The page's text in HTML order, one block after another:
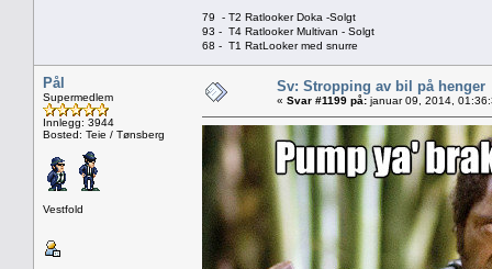
79 - T2 Ratlooker Doka -Solgt
93 - T4 Ratlooker Multivan - Solgt
68 - T1 RatLooker med snurre
Pål
Supermedlem
Innlegg: 3944
Bosted: Teie / Tønsberg
Vestfold
Sv: Stropping av bil på henger
« Svar #1199 på: januar 09, 2014,